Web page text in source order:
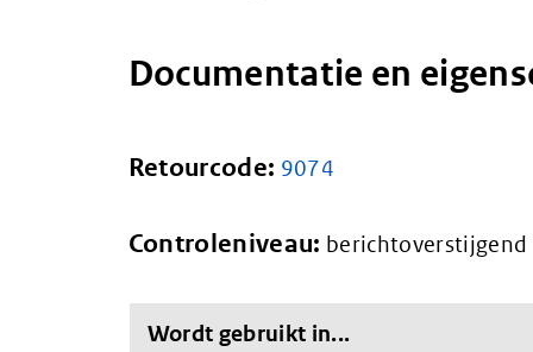
Documentatie en
Retourcode: 9074
Controleniveau: berichtoverstijgend
Wordt gebruikt in...